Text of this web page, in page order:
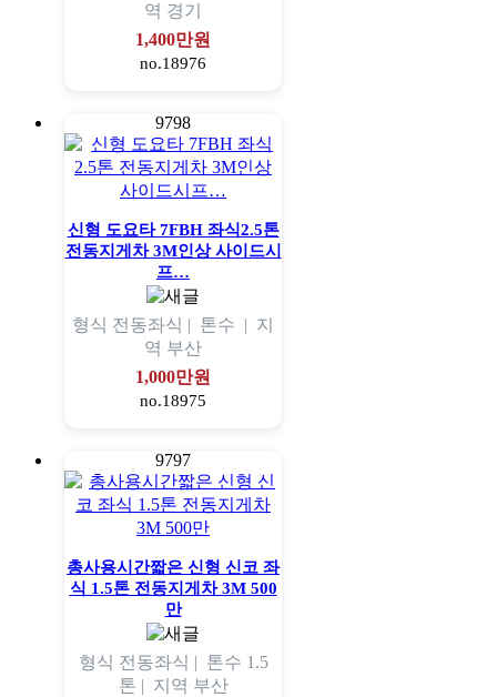
역 경기
1,400만원
no.18976
9798
신형 도요타 7FBH 좌식2.5톤
전동지게차 3M인상 사이드시
프…
형식 전동좌식 | 톤수 | 지
역 부산
1,000만원
no.18975
9797
총사용시간짧은 신형 신코 좌
식 1.5톤 전동지게차 3M 500
만
형식 전동좌식 | 톤수 1.5
톤 | 지역 부산